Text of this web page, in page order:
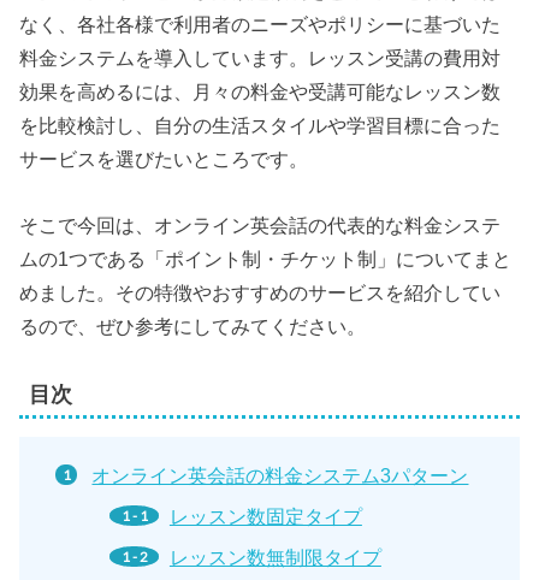
なく、各社各様で利用者のニーズやポリシーに基づいた
料金システムを導入しています。レッスン受講の費用対
効果を高めるには、月々の料金や受講可能なレッスン数
を比較検討し、自分の生活スタイルや学習目標に合った
サービスを選びたいところです。
そこで今回は、オンライン英会話の代表的な料金システ
ムの1つである「ポイント制・チケット制」についてまと
めました。その特徴やおすすめのサービスを紹介してい
るので、ぜひ参考にしてみてください。
目次
オンライン英会話の料金システム3パターン
レッスン数固定タイプ
レッスン数無制限タイプ